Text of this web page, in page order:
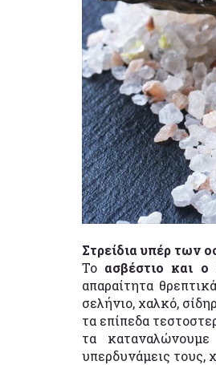
Στρείδια υπέρ των
Το ασβέστιο και ο
απαραίτητα
σελήνιο, χαλκό,
τα επίπεδα
τα
υπερδυνάμεις τους,